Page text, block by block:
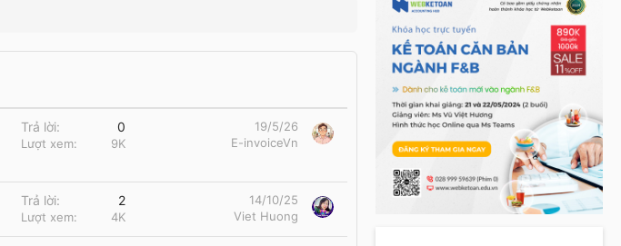
Trả lời 0
Lượt xem 9K
19/5/26
E-invoiceVn
Trả lời 2
Lượt xem 4K
14/10/25
Viet Huong